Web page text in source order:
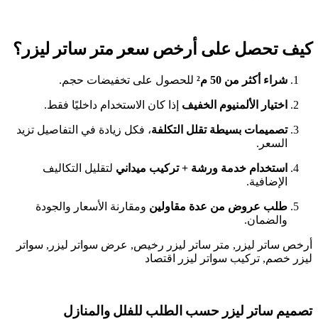
كيف تحصل على أرخص سعر متر ساتر ليزر؟
شراء أكثر من 50 م² للحصول على تخفيضات حجم.
اختيار الألمنيوم الخفيف إذا كان الاستخدام داخليًا فقط.
تصميمات بسيطة تقلل التكلفة، فكل زيادة في التفاصيل تزيد
السعر.
استخدام خدمة ورشة + تركيب ميداني لتقليل التكاليف
الإضافية.
طلب عروض من عدة مقاولين ومقارنة الأسعار والجودة
والضمان.
أرخص ساتر ليزر, متر ساتر ليزر رخيص, عرض سواتر ليزر, سواتر
ليزر خصم, تركيب سواتر ليزر اقتصاد
تصميم ساتر ليزر حسب الطلب للفلل والمنازل